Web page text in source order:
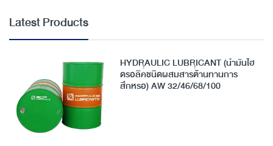
Latest Products
HYDRAULIC LUBRICANT (น้ำมันไฮ
ดรอลิคชนิดผสมสารต้านทานการ
สึกหรอ) AW 32/46/68/100